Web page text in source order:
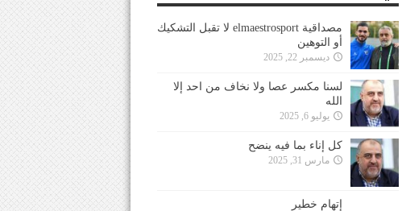
مصداقية elmaestrosport لا تقبل التشكيك
أو التوهين
ديسمبر 22, 2025
لسنا مكسر عصا ولا نخاف من احد إلا
الله
يوليو 6, 2025
كل إناء بما فيه ينضح
مارس 31, 2025
إتهام خطير